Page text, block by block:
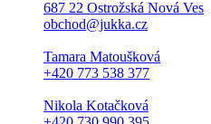
687 22 Ostrožská Nová Ves
obchod@jukka.cz
Tamara Matoušková
+420 773 538 377
Nikola Kotačková